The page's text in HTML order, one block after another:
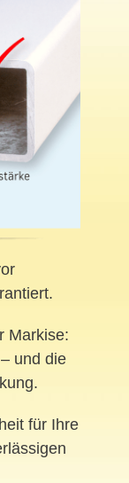
Markise:
und die
für Ihre